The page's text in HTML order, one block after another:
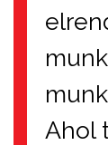
Ahol